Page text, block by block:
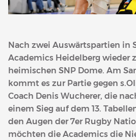
Nach zwei Auswärtspartien in
Academics Heidelberg wieder
heimischen SNP Dome. Am
kommt es zur Partie gegen
Coach Denis Wucherer, die
einem Sieg auf dem 13.
den Augen der 7er Rugby
möchten die Academics die